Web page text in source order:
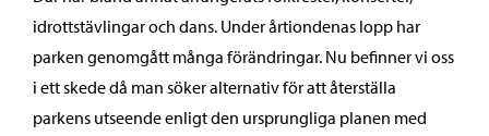
idrottstävlingar och dans. Under årtiondenas lopp har
parken genomgått många förändringar. Nu befinner vi oss
i ett skede då man söker alternativ för att återställa
parkens utseende enligt den ursprungliga planen med